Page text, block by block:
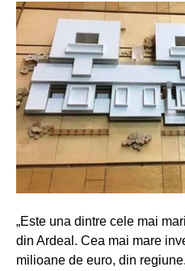
„Este una dintre cele mai
din Ardeal. Cea mai mare
milioane de euro, din